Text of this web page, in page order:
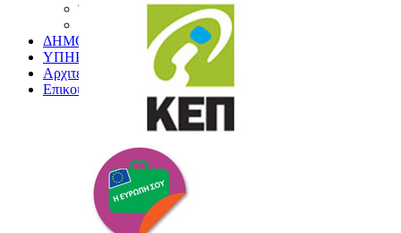
Έργα Δήμου Θηβαίων
Υιοθεσία Ζώων
ΔΗΜΟΣΙΑ ΔΙΑΒΟΥΛΕΥΣΗ
ΥΠΗΡΕΣΙΕΣ ΓΙΑ ΤΟΝ ΕΠΙΣΚΕΠΤΗ
Αρχιτεκτονικός Διαγωνισμός
Επικοινωνία